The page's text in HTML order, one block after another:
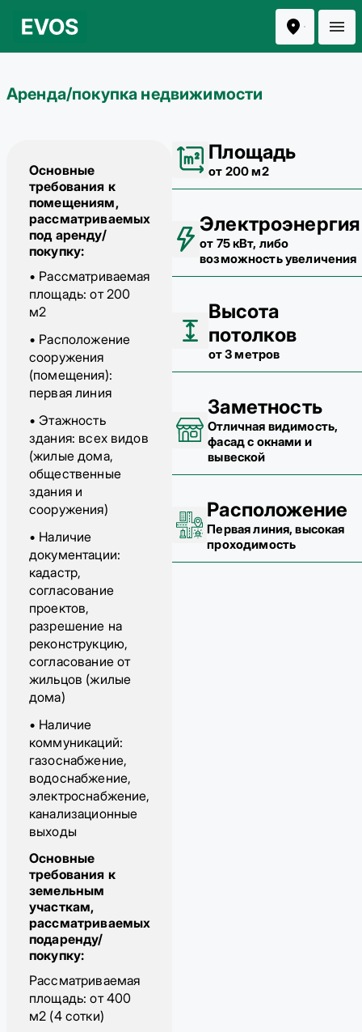
Аренда/покупка недвижимости
Основные
требования к
помещениям,
рассматриваемых
под аренду/
покупку:
• Рассматриваемая
площадь: от 200
м2
• Расположение
сооружения
(помещения):
первая линия
• Этажность
здания: всех видов
(жилые дома,
общественные
здания и
сооружения)
• Наличие
документации:
кадастр,
согласование
проектов,
разрешение на
реконструкцию,
согласование от
жильцов (жилые
дома)
• Наличие
коммуникаций:
газоснабжение,
водоснабжение,
электроснабжение,
канализационные
выходы
Основные
требования к
земельным
участкам,
рассматриваемых
подаренду/
покупку:
Рассматриваемая
площадь: от 400
м2 (4 сотки)
Площадь
от 200 м2
Электроэнергия
от 75 кВт, либо
возможность увеличения
Высота
потолков
от 3 метров
Заметность
Отличная видимость,
фасад с окнами и
вывеской
Расположение
Первая линия, высокая
проходимость